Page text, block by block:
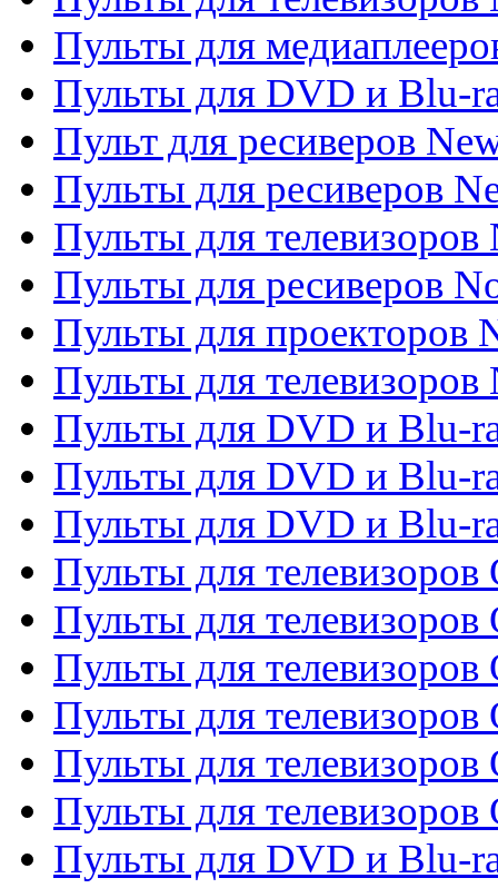
Пульты для
Пульты для DVD и Blu-
Пульт для ресиверов
Пульты для ресиверов
Пульты для телевизоров
Пульты для ресиверов
Пульты для проекторов
Пульты для телевизоров
Пульты для DVD и Blu-
Пульты для DVD и Blu-
Пульты для DVD и Blu-
Пульты для телевизоров
Пульты для телевизоров
Пульты для телевизоров
Пульты для телевизоров
Пульты для телевизоров
Пульты для телевизоров
Пульты для DVD и Blu-